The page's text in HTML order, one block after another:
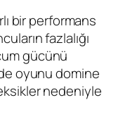
bir performans
fazlalığı
gücünü
oyunu domine
nedeniyle